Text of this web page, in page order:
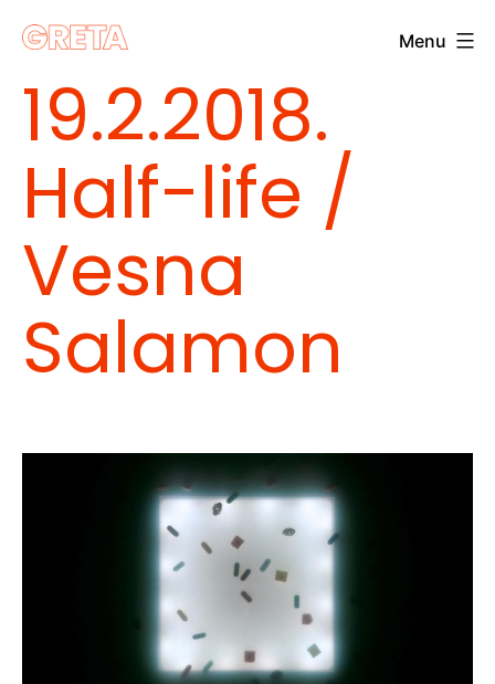
Skip
content
Menu
19.2.2018.
Half-life /
Vesna
Salamon